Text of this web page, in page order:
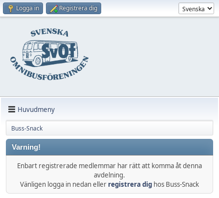
Logga in Registrera dig
Huvudmeny
Buss-Snack
Varning!
Enbart registrerade medlemmar har rätt att komma åt denna
avdelning.
Vänligen logga in nedan eller registrera dig hos Buss-Snack